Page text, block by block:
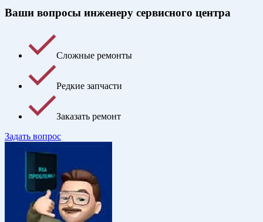
Ваши вопросы инженеру сервисного центра
Сложные ремонты
Редкие запчасти
Заказать ремонт
Задать вопрос